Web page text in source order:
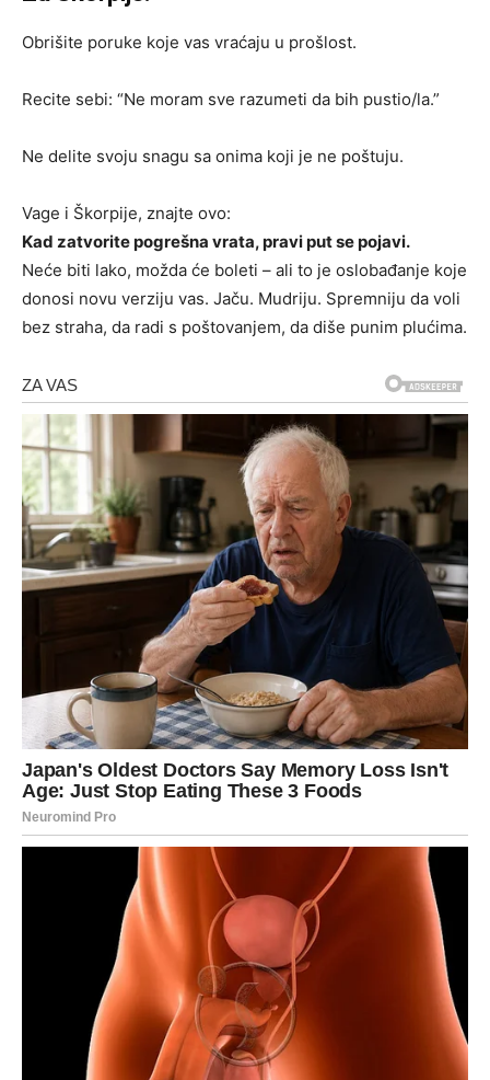
Obrišite poruke koje vas vraćaju u prošlost.
Recite sebi: “Ne moram sve razumeti da bih pustio/la.”
Ne delite svoju snagu sa onima koji je ne poštuju.
Vage i Škorpije, znajte ovo:
Kad zatvorite pogrešna vrata, pravi put se pojavi.
Neće biti lako, možda će boleti – ali to je oslobađanje koje
donosi novu verziju vas. Jaču. Mudriju. Spremniju da voli
bez straha, da radi s poštovanjem, da diše punim plućima.